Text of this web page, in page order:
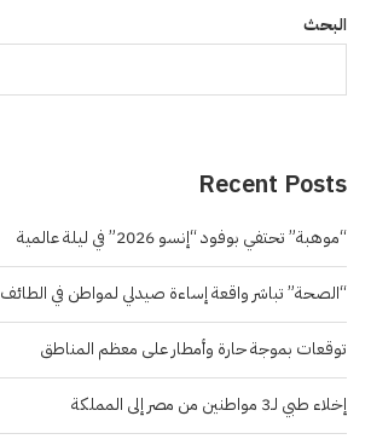
البحث
Recent Posts
“موهبة” تحتفي بوفود “إنسو 2026” في ليلة عالمية
“الصحة” تباشر واقعة إساءة صيدلي لمواطن في الطائف
توقعات بموجة حارة وأمطار على معظم المناطق
إخلاء طبي لـ3 مواطنين من مصر إلى المملكة